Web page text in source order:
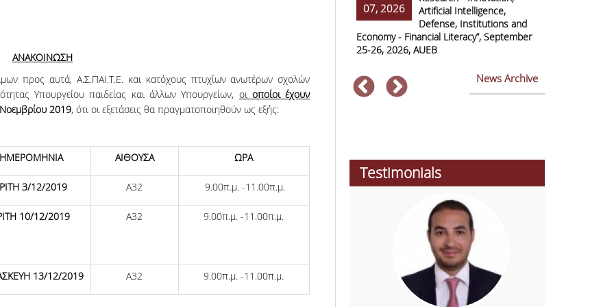
ΑΝΑΚΟΙΝΩΣΗ
προς αυτά, Α.Σ.ΠΑΙ.Τ.Ε. και κατόχους πτυχίων ανωτέρων σχολών
Υπουργείου παιδείας και άλλων Υπουργείων, οιοποίοι έχουν
2019, ότι οι εξετάσεις θα πραγματοποιηθούν ως εξής:
ΑΙΘΟΥΣΑ ΩΡΑ
3/12/2019 Α32 9.00π.μ. -11.00π.μ.
10/12/2019 Α32 9.00π.μ. -11.00π.μ.
13/12/2019 Α32 9.00π.μ. -11.00π.μ.
07, 2026
Artificial Intelligence,
Defense, Institutions and
Economy - Financial Literacy”, September
25-26, 2026, AUEB
News Archive
Testimonials